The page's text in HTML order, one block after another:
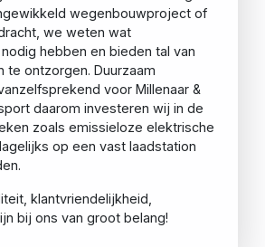
wegenbouwproject of
we weten wat
hebben en bieden tal van
te ontzorgen. Duurzaam
voor Millenaar &
daarom investeren wij in de
zoals emissieloze elektrische
op een vast laadstation
klantvriendelijkheid,
bij ons van groot belang!